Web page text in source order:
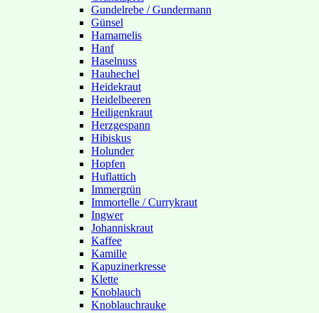
Gundelrebe / Gundermann
Günsel
Hamamelis
Hanf
Haselnuss
Hauhechel
Heidekraut
Heidelbeeren
Heiligenkraut
Herzgespann
Hibiskus
Holunder
Hopfen
Huflattich
Immergrün
Immortelle / Currykraut
Ingwer
Johanniskraut
Kaffee
Kamille
Kapuzinerkresse
Klette
Knoblauch
Knoblauchrauke